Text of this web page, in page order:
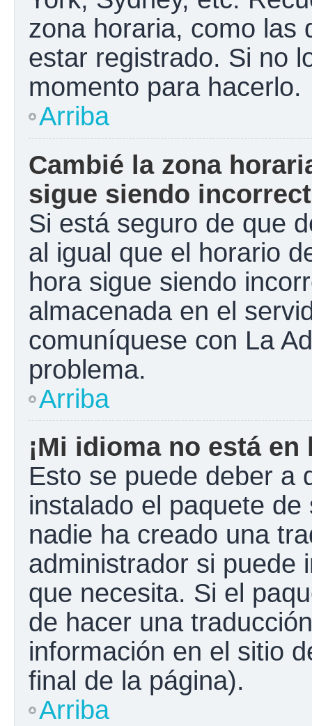
zona horaria, como las
estar registrado. Si no
momento para hacerlo.
Arriba
Cambié la zona
sigue siendo
Si está seguro de que
al igual que el horario
hora sigue siendo
almacenada en el
comuníquese con La
problema.
Arriba
¡Mi idioma no está
Esto se puede deber a
instalado el paquete
nadie ha creado una
administrador si puede
que necesita. Si el
de hacer una
información en el sitio
final de la página).
Arriba